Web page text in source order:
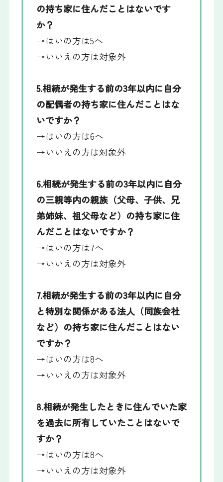
の持ち家に住んだことはないです
か？
→はいの方は5へ
→いいえの方は対象外
5.相続が発生する前の3年以内に自分
の配偶者の持ち家に住んだことはな
いですか？
→はいの方は6へ
→いいえの方は対象外
6.相続が発生する前の3年以内に自分
の三親等内の親族（父母、子供、兄
弟姉妹、祖父母など）の持ち家に住
んだことはないですか？
→はいの方は7へ
→いいえの方は対象外
7.相続が発生する前の3年以内に自分
と特別な関係がある法人（同族会社
など）の持ち家に住んだことはない
ですか？
→はいの方は8へ
→いいえの方は対象外
8.相続が発生したときに住んでいた家
を過去に所有していたことはないで
すか？
→はいの方は8へ
→いいえの方は対象外